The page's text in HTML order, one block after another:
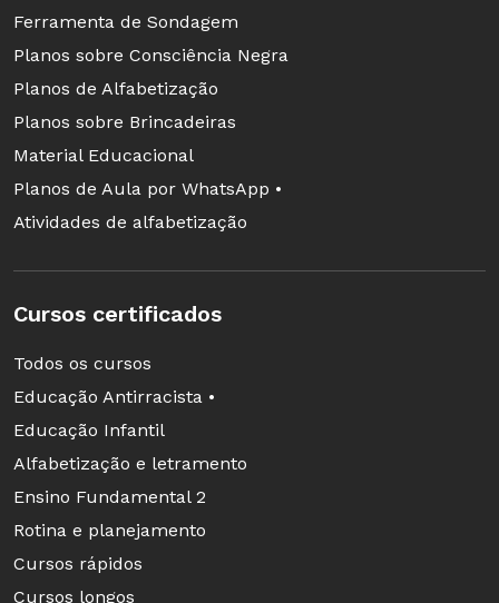
Ferramenta de Sondagem
Planos sobre Consciência Negra
Planos de Alfabetização
Planos sobre Brincadeiras
Material Educacional
Planos de Aula por WhatsApp •
Atividades de alfabetização
Cursos certificados
Todos os cursos
Educação Antirracista •
Educação Infantil
Alfabetização e letramento
Ensino Fundamental 2
Rotina e planejamento
Cursos rápidos
Cursos longos